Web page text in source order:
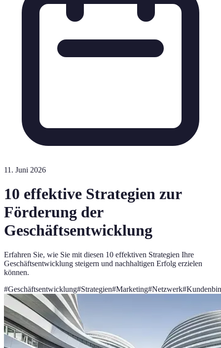
11. Juni 2026
10 effektive Strategien zur
Förderung der
Geschäftsentwicklung
Erfahren Sie, wie Sie mit diesen 10 effektiven Strategien Ihre
Geschäftsentwicklung steigern und nachhaltigen Erfolg erzielen
können.
#Geschäftsentwicklung#Strategien#Marketing#Netzwerk#